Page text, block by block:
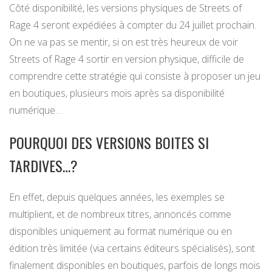
Côté disponibilité, les versions physiques de Streets of
Rage 4 seront expédiées à compter du 24 juillet prochain.
On ne va pas se mentir, si on est très heureux de voir
Streets of Rage 4 sortir en version physique, difficile de
comprendre cette stratégie qui consiste à proposer un jeu
en boutiques, plusieurs mois après sa disponibilité
numérique…
POURQUOI DES VERSIONS BOITES SI
TARDIVES…?
En effet, depuis quelques années, les exemples se
multiplient, et de nombreux titres, annoncés comme
disponibles uniquement au format numérique ou en
édition très limitée (via certains éditeurs spécialisés), sont
finalement disponibles en boutiques, parfois de longs mois